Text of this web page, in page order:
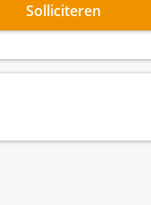
Solliciteren